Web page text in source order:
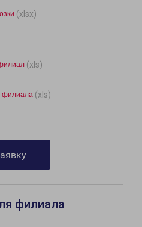
(xlsx)
(xls)
филиала (xls)
филиала